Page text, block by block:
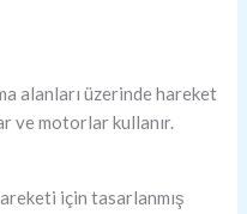
alanları üzerinde hareket
ve motorlar kullanır.
için tasarlanmış